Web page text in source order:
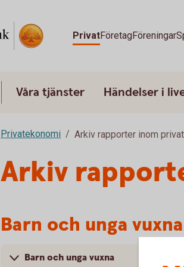
PrivatFöretagFöreningar
Våra tjänster Händelser i
Privatekonomi Arkiv rapporter inom
Arkiv
Barn och unga vuxna
Barn och unga vuxna